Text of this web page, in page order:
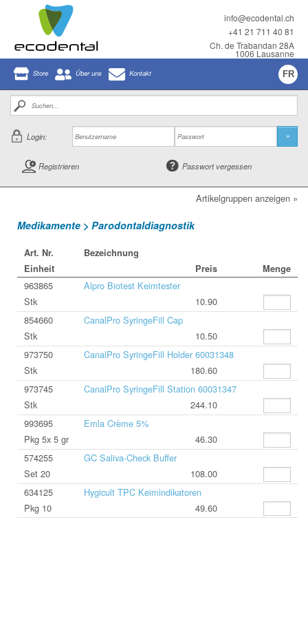
info@ecodental.ch
+41 21 711 40 81
Ch. de Trabandan 28A
1006 Lausanne
Store Über uns Kontakt FR
Login: »
Registrieren Passwort vergessen
Artikelgruppen anzeigen »
Medikamente > Parodontaldiagnostik
Art. Nr.
Bezeichnung
Einheit
Preis Menge
963865
Alpro Biotest Keimtester
Stk
10.90
854660
CanalPro SyringeFill Cap
Stk
10.50
973750
CanalPro SyringeFill Holder 60031348
Stk
180.60
973745
CanalPro SyringeFill Station 60031347
Stk
244.10
993695
Emla Crème 5%
Pkg 5x 5 gr
46.30
574255
GC Saliva-Check Buffer
Set 20
108.00
634125
Hygicult TPC Keimindikatoren
Pkg 10
49.60